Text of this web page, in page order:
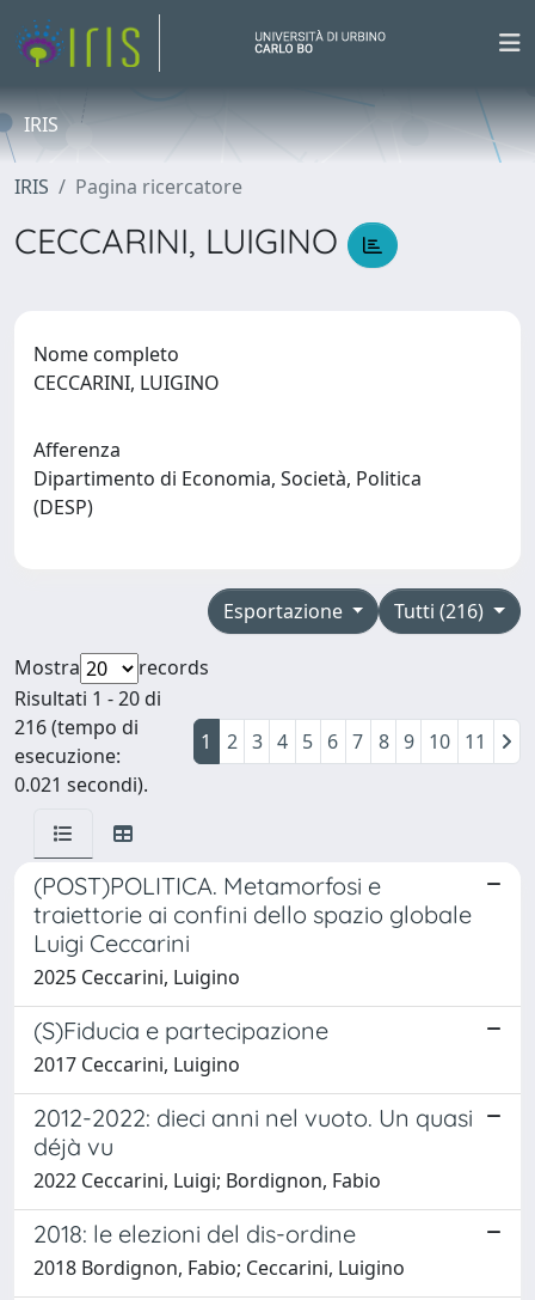
IRIS
IRIS Pagina ricercatore
CECCARINI, LUIGINO
Nome completo
CECCARINI, LUIGINO
Afferenza
Dipartimento di Economia, Società, Politica
(DESP)
Tutti (216)
Esportazione
Mostra
records
Risultati 1 - 20 di
216 (tempo di
esecuzione:
0.021 secondi).
1 2 3 4 5 6 7 8 9 10 11
(POST)POLITICA. Metamorfosi e
traiettorie ai confini dello spazio globale
Luigi Ceccarini
2025 Ceccarini, Luigino
(S)Fiducia e partecipazione
2017 Ceccarini, Luigino
2012-2022: dieci anni nel vuoto. Un quasi
déjà vu
2022 Ceccarini, Luigi; Bordignon, Fabio
2018: le elezioni del dis-ordine
2018 Bordignon, Fabio; Ceccarini, Luigino